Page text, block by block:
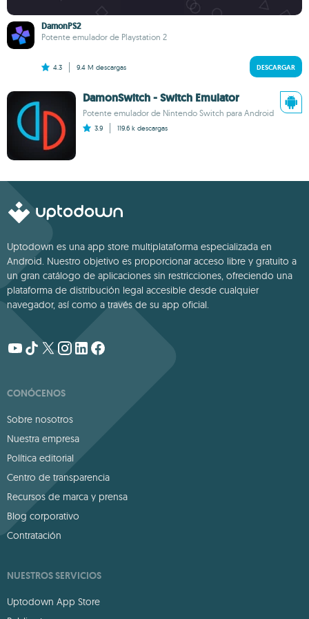
DamonPS2
Potente emulador de Playstation 2
4.3 9.4 M descargas DESCARGAR
DamonSwitch - Switch Emulator
Potente emulador de Nintendo Switch para Android
3.9 119.6 k descargas
Uptodown es una app store multiplataforma especializada en
Android. Nuestro objetivo es proporcionar acceso libre y gratuito a
un gran catálogo de aplicaciones sin restricciones, ofreciendo una
plataforma de distribución legal accesible desde cualquier
navegador, así como a través de su app oficial.
CONÓCENOS
Sobre nosotros
Nuestra empresa
Política editorial
Centro de transparencia
Recursos de marca y prensa
Blog corporativo
Contratación
NUESTROS SERVICIOS
Uptodown App Store